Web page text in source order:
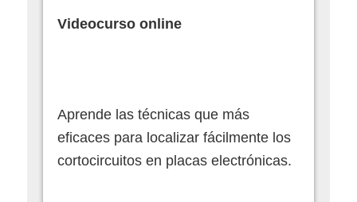
Videocurso online
Aprende las técnicas que más
eficaces para localizar fácilmente los
cortocircuitos en placas electrónicas.